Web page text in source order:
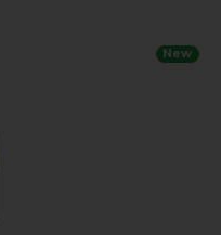
New